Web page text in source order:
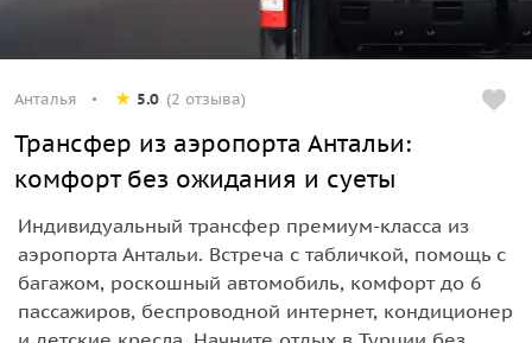
Анталья 5.0 (2 отзыва)
Трансфер из аэропорта Антальи:
комфорт без ожидания и суеты
Индивидуальный трансфер премиум-класса из
аэропорта Антальи. Встреча с табличкой, помощь с
багажом, роскошный автомобиль, комфорт до 6
пассажиров, беспроводной интернет, кондиционер